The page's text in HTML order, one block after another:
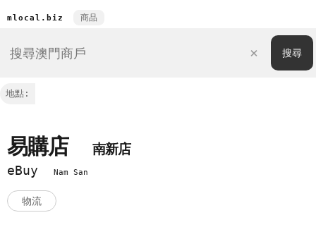
mlocal.biz 商品
地點:
易購店
南新店
eBuy
Nam San
物流